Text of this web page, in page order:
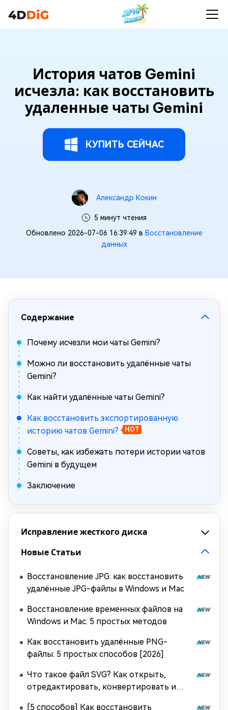
История чатов Gemini
исчезла: как восстановить
удаленные чаты Gemini
КУПИТЬ СЕЙЧАС
Александр Кокин
5 минут чтения
Обновлено 2026-07-06 16:39:49 в Восстановление
данных
Содержание
Почему исчезли мои чаты Gemini?
Можно ли восстановить удалённые чаты
Gemini?
Как найти удалённые чаты Gemini?
Как восстановить экспортированную
историю чатов Gemini?
HOT
Советы, как избежать потери истории чатов
Gemini в будущем
Заключение
Исправление жесткого диска
Новые Статьи
Восстановление JPG: как восстановить
удалённые JPG-файлы в Windows и Mac
Восстановление временных файлов на
Windows и Mac: 5 простых методов
Как восстановить удалённые PNG-
файлы: 5 простых способов [2026]
Что такое файл SVG? Как открыть,
отредактировать, конвертировать и
[5 способов] Как восстановить